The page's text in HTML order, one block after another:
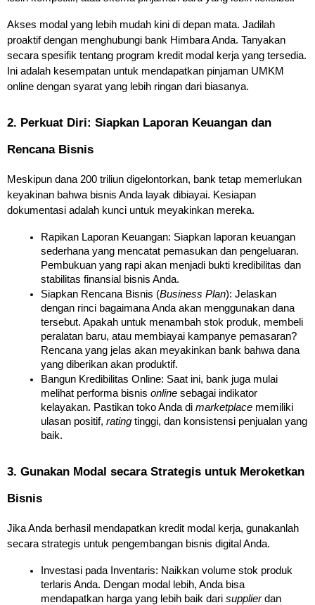
Akses modal yang lebih mudah kini di depan mata. Jadilah
proaktif dengan menghubungi bank Himbara Anda. Tanyakan
secara spesifik tentang program kredit modal kerja yang tersedia.
Ini adalah kesempatan untuk mendapatkan pinjaman UMKM
online dengan syarat yang lebih ringan dari biasanya.
2. Perkuat Diri: Siapkan Laporan Keuangan dan
Rencana Bisnis
Meskipun dana 200 triliun digelontorkan, bank tetap memerlukan
keyakinan bahwa bisnis Anda layak dibiayai. Kesiapan
dokumentasi adalah kunci untuk meyakinkan mereka.
Rapikan Laporan Keuangan: Siapkan laporan keuangan
sederhana yang mencatat pemasukan dan pengeluaran.
Pembukuan yang rapi akan menjadi bukti kredibilitas dan
stabilitas finansial bisnis Anda.
Siapkan Rencana Bisnis (Business Plan): Jelaskan
dengan rinci bagaimana Anda akan menggunakan dana
tersebut. Apakah untuk menambah stok produk, membeli
peralatan baru, atau membiayai kampanye pemasaran?
Rencana yang jelas akan meyakinkan bank bahwa dana
yang diberikan akan produktif.
Bangun Kredibilitas Online: Saat ini, bank juga mulai
melihat performa bisnis online sebagai indikator
kelayakan. Pastikan toko Anda di marketplace memiliki
ulasan positif, rating tinggi, dan konsistensi penjualan yang
baik.
3. Gunakan Modal secara Strategis untuk Meroketkan
Bisnis
Jika Anda berhasil mendapatkan kredit modal kerja, gunakanlah
secara strategis untuk pengembangan bisnis digital Anda.
Investasi pada Inventaris: Naikkan volume stok produk
terlaris Anda. Dengan modal lebih, Anda bisa
mendapatkan harga yang lebih baik dari supplier dan